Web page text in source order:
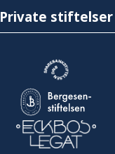
Private stiftelser